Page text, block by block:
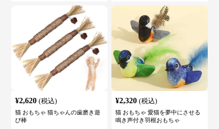
¥2,620 (税込)
猫 おもちゃ 猫ちゃんの歯磨き遊
び棒
¥2,320 (税込)
猫 おもちゃ 愛猫を夢中にさせる
鳴き声付き羽根おもちゃ